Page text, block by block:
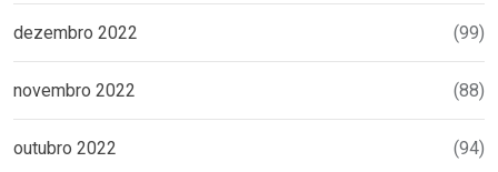
dezembro 2022 (99)
novembro 2022 (88)
outubro 2022 (94)